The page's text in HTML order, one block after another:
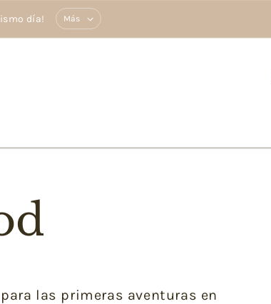
día! Más
las primeras aventuras en